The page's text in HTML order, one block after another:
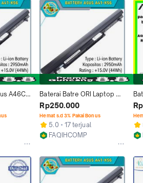
A46C -
-
Baterai Batre ORI Laptop
Asus A41-K56 A46 A46C
A46CA A46CB A46CM
A46V
Rp250.000
Hemat s.d 3% Pakai Bonus
5.0
17 terjual
FAQIHCOMP